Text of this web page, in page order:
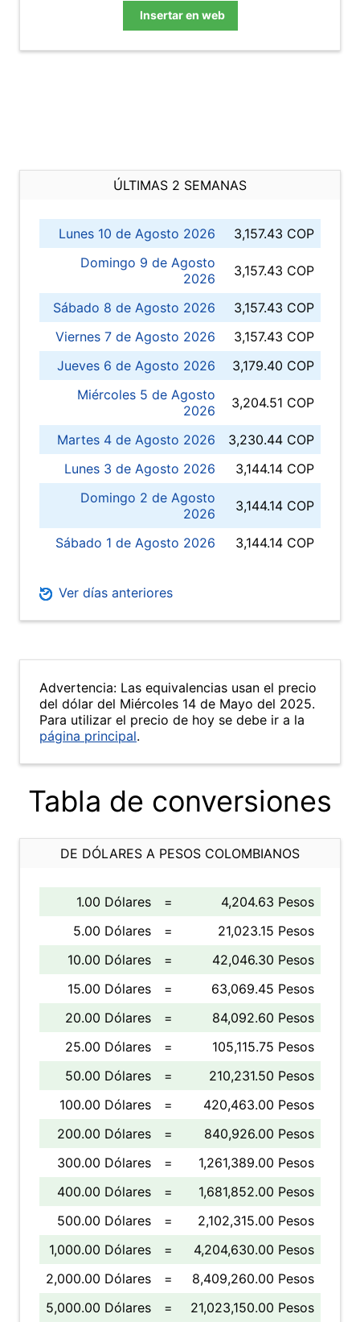
Insertar en web
ÚLTIMAS 2 SEMANAS
Lunes 10 de Agosto 2026
3,157.43 COP
Domingo 9 de Agosto
2026
3,157.43 COP
Sábado 8 de Agosto 2026
3,157.43 COP
Viernes 7 de Agosto 2026
3,157.43 COP
Jueves 6 de Agosto 2026
3,179.40 COP
Miércoles 5 de Agosto
2026
3,204.51 COP
Martes 4 de Agosto 2026
3,230.44 COP
Lunes 3 de Agosto 2026
3,144.14 COP
Domingo 2 de Agosto
2026
3,144.14 COP
Sábado 1 de Agosto 2026 3,144.14 COP
Ver días anteriores
Advertencia: Las equivalencias usan el precio
del dólar del Miércoles 14 de Mayo del 2025.
Para utilizar el precio de hoy se debe ir a la
página principal.
Tabla de conversiones
DE DÓLARES A PESOS COLOMBIANOS
1.00 Dólares =
4,204.63 Pesos
5.00 Dólares
=
21,023.15 Pesos
10.00 Dólares
=
42,046.30 Pesos
15.00 Dólares
=
63,069.45 Pesos
20.00 Dólares
=
84,092.60 Pesos
25.00 Dólares
=
105,115.75 Pesos
50.00 Dólares
=
210,231.50 Pesos
100.00 Dólares
=
420,463.00 Pesos
200.00 Dólares
=
840,926.00 Pesos
300.00 Dólares
=
1,261,389.00 Pesos
400.00 Dólares
=
1,681,852.00 Pesos
500.00 Dólares
=
2,102,315.00 Pesos
1,000.00 Dólares
=
4,204,630.00 Pesos
2,000.00 Dólares
=
8,409,260.00 Pesos
5,000.00 Dólares
= 21,023,150.00 Pesos